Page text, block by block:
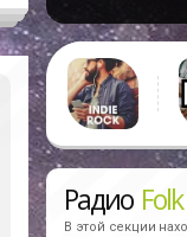
Радио
В этой секции